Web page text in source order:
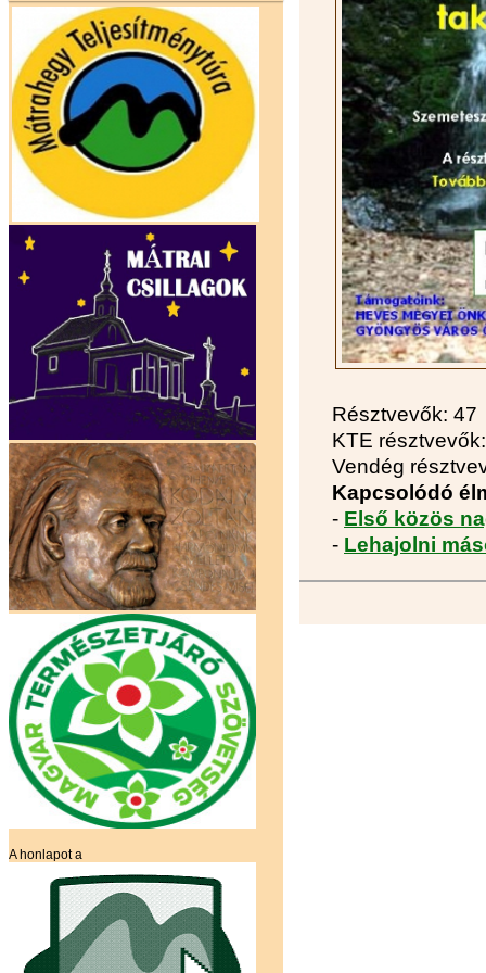
A honlapot a
Résztvevők: 47
KTE
Vendég
Kapcsolódó
- Első közös
- Lehajolni